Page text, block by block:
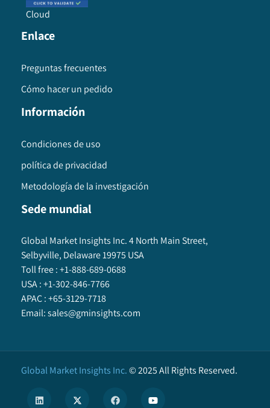
Cloud
Enlace
Preguntas frecuentes
Cómo hacer un pedido
Información
Condiciones de uso
política de privacidad
Metodología de la investigación
Sede mundial
Global Market Insights Inc. 4 North Main Street,
Selbyville, Delaware 19975 USA
Toll free :+1-888-689-0688
USA :+1-302-846-7766
APAC :+65-3129-7718
Email:sales@gminsights.com
Global Market Insights Inc.©2025All Rights Reserved.